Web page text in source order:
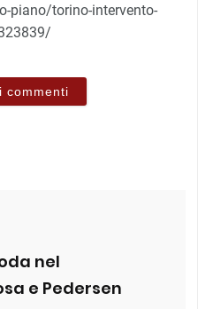
piano/torino-intervento-
commenti
nel
e Pedersen